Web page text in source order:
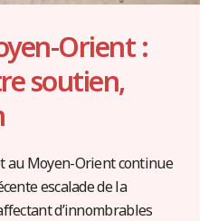
Orient :
soutien,
au Moyen-Orient continue
escalade de la
d’innombrables